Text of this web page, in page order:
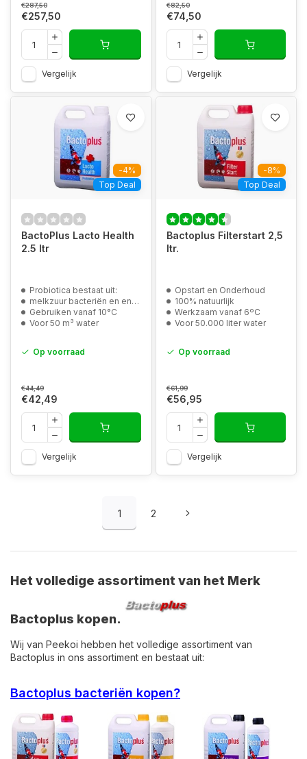
€287,50
€257,50
Vergelijk
€82,50
€74,50
Vergelijk
-4%
Top Deal
BactoPlus Lacto Health
2.5 ltr
Probiotica bestaat uit:
melkzuur bacteriën en enzymen
Gebruiken vanaf 10°C
Voor 50 m³ water
Op voorraad
€44,49
€42,49
Vergelijk
-8%
Top Deal
Bactoplus Filterstart 2,5
ltr.
Opstart en Onderhoud
100% natuurlijk
Werkzaam vanaf 6ºC
Voor 50.000 liter water
Op voorraad
€61,99
€56,95
Vergelijk
1 2
Het volledige assortiment van het Merk
Bactoplus kopen.
Wij van Peekoi hebben het volledige assortiment van
Bactoplus in ons assortiment en bestaat uit:
Bactoplus bacteriën kopen?